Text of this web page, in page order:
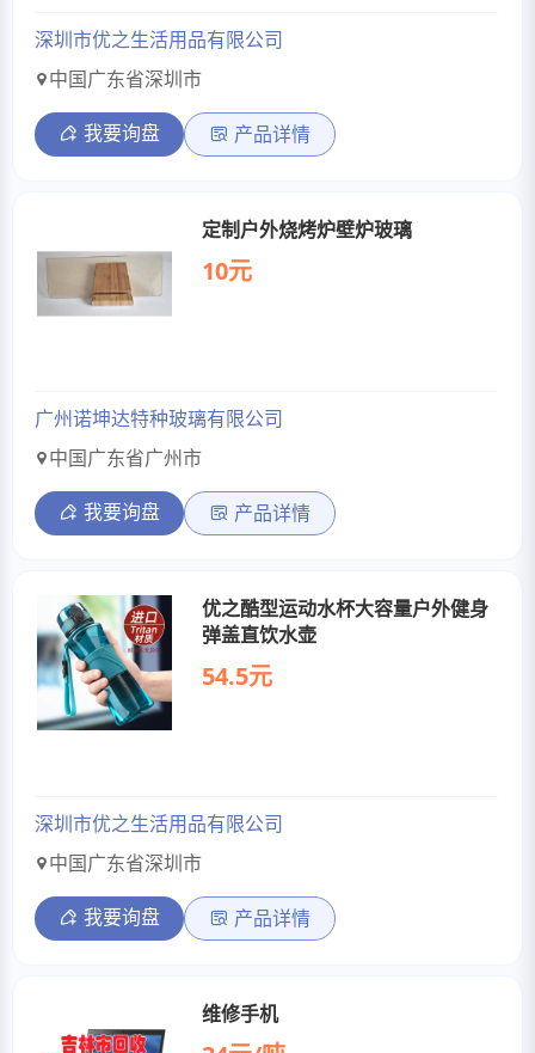
深圳市优之生活用品有限公司
中国广东省深圳市
我要询盘 产品详情
定制户外烧烤炉壁炉玻璃
10元
广州诺坤达特种玻璃有限公司
中国广东省广州市
我要询盘 产品详情
优之酷型运动水杯大容量户外健身
弹盖直饮水壶
54.5元
深圳市优之生活用品有限公司
中国广东省深圳市
我要询盘 产品详情
维修手机